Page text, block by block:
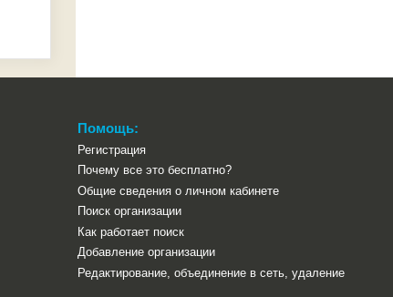
Помощь:
Регистрация
Почему все это бесплатно?
Общие сведения о личном кабинете
Поиск организации
Как работает поиск
Добавление организации
Редактирование, объединение в сеть, удаление